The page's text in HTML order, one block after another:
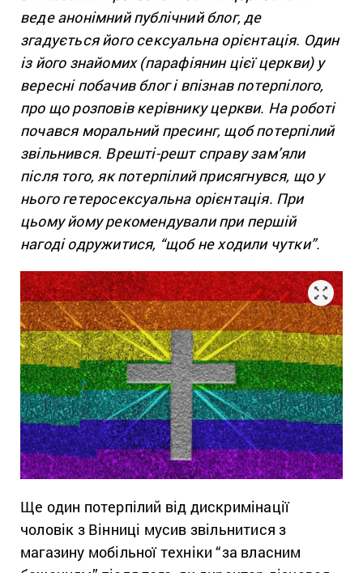
веде анонімний публічний блог, де
згадується його сексуальна орієнтація. Один
із його знайомих (парафіянин цієї церкви) у
вересні побачив блог і впізнав потерпілого,
про що розповів керівнику церкви. На роботі
почався моральний пресинг, щоб потерпілий
звільнився. Врешті-решт справу зам’яли
після того, як потерпілий присягнувся, що у
нього гетеросексуальна орієнтація. При
цьому йому рекомендували при першій
нагоді одружитися, “щоб не ходили чутки”.
Ще один потерпілий від дискримінації
чоловік з Вінниці мусив звільнитися з
магазину мобільної техніки “за власним